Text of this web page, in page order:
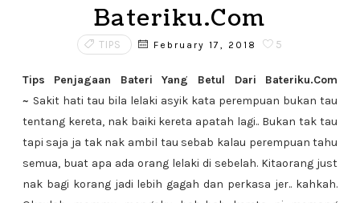
Bateriku.Com
TIPS February 17, 2018 5
Tips Penjagaan Bateri Yang Betul Dari Bateriku.Com
~ Sakit hati tau bila lelaki asyik kata perempuan bukan tau
tentang kereta, nak baiki kereta apatah lagi.. Bukan tak tau
tapi saja ja tak nak ambil tau sebab kalau perempuan tahu
semua, buat apa ada orang lelaki di sebelah. Kitaorang just
nak bagi korang jadi lebih gagah dan perkasa jer.. kahkah.